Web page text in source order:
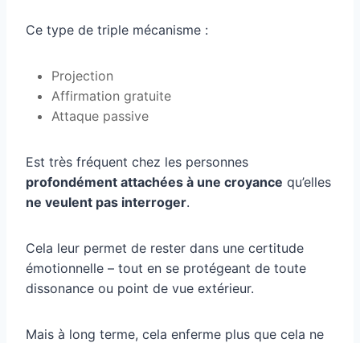
Ce type de triple mécanisme :
Projection
Affirmation gratuite
Attaque passive
Est très fréquent chez les personnes
profondément attachées à une croyance qu’elles
ne veulent pas interroger.
Cela leur permet de rester dans une certitude
émotionnelle – tout en se protégeant de toute
dissonance ou point de vue extérieur.
Mais à long terme, cela enferme plus que cela ne